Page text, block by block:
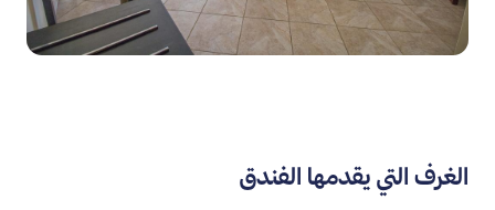
الغرف التي يقدمها الفندق